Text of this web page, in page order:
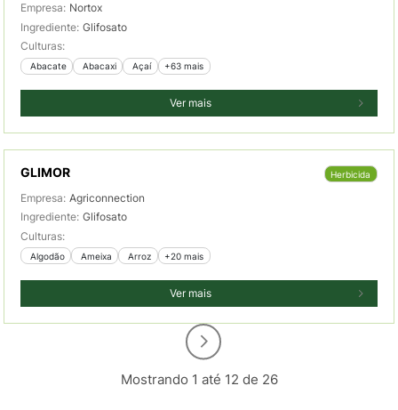
Empresa: Nortox
Ingrediente: Glifosato
Culturas:
Abacate Abacaxi Açaí +63 mais
Ver mais
GLIMOR Herbicida
Empresa: Agriconnection
Ingrediente: Glifosato
Culturas:
Algodão Ameixa Arroz +20 mais
Ver mais
Mostrando 1 até 12 de 26